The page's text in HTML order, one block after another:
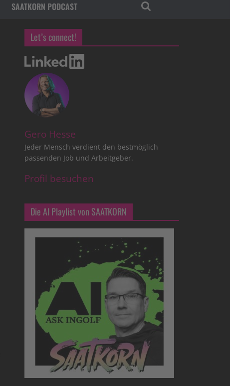
SAATKORN PODCAST
Let’s connect!
Gero Hesse
Jeder Mensch verdient den bestmöglich
passenden Job und Arbeitgeber.
Profil besuchen
Die AI Playlist von SAATKORN